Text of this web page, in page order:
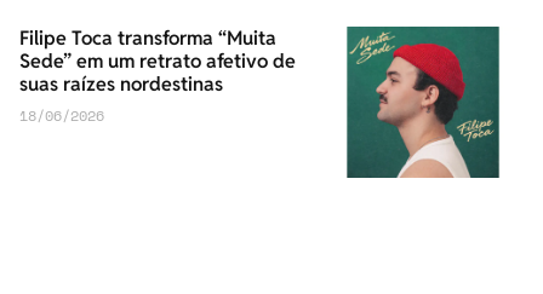
Filipe Toca transforma “Muita
Sede” em um retrato afetivo de
suas raízes nordestinas
18/06/2026